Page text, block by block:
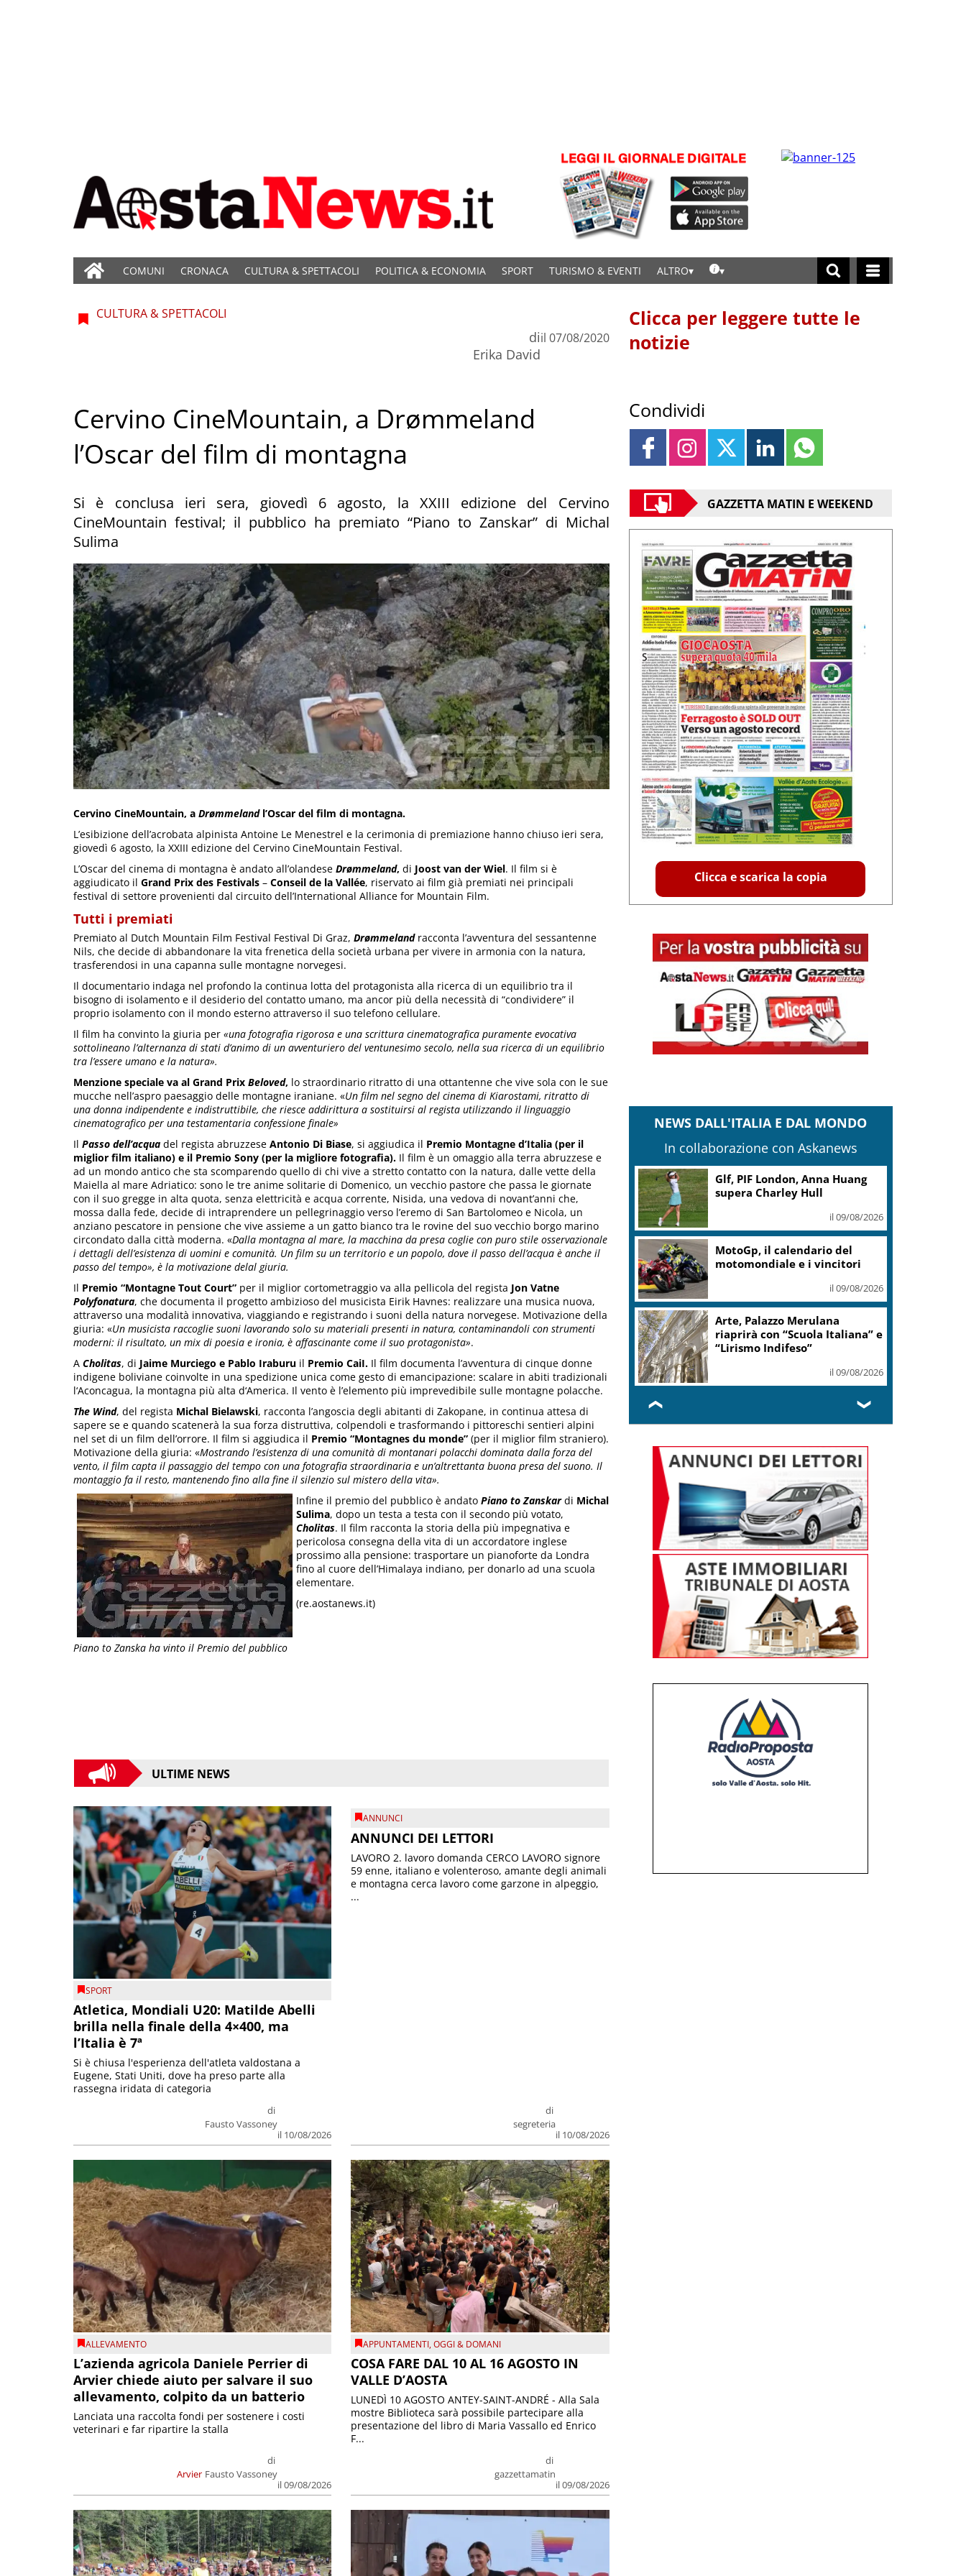
COMUNI CRONACA CULTURA & SPETTACOLI POLITICA & ECONOMIA SPORT TURISMO & EVENTI ALTRO
CULTURA & SPETTACOLI
di
Erika David
il 07/08/2020
Cervino CineMountain, a Drømmeland
l’Oscar del film di montagna
Si è conclusa ieri sera, giovedì 6 agosto, la XXIII edizione del Cervino
CineMountain festival; il pubblico ha premiato “Piano to Zanskar” di Michal
Sulima
Cervino CineMountain, a Drømmelandl’Oscar del film di montagna.
L’esibizione dell’acrobata alpinista Antoine Le Menestrel e la cerimonia di premiazione hanno chiuso ieri sera,
giovedì 6 agosto, la XXIII edizione del Cervino CineMountain Festival.
L’Oscar del cinema di montagna è andato all’olandese Drømmeland, di Joost van der Wiel. Il film si è
aggiudicato il Grand Prix des Festivals – Conseil de la Vallée, riservato ai film già premiati nei principali
festival di settore provenienti dal circuito dell’International Alliance for Mountain Film.
Tutti i premiati
Premiato al Dutch Mountain Film Festival Festival Di Graz, Drømmeland racconta l’avventura del sessantenne
Nils, che decide di abbandonare la vita frenetica della società urbana per vivere in armonia con la natura,
trasferendosi in una capanna sulle montagne norvegesi.
Il documentario indaga nel profondo la continua lotta del protagonista alla ricerca di un equilibrio tra il
bisogno di isolamento e il desiderio del contatto umano, ma ancor più della necessità di “condividere” il
proprio isolamento con il mondo esterno attraverso il suo telefono cellulare.
Il film ha convinto la giuria per «una fotografia rigorosa e una scrittura cinematografica puramente evocativa
sottolineano l’alternanza di stati d’animo di un avventuriero del ventunesimo secolo, nella sua ricerca di un equilibrio
tra l’essere umano e la natura».
Menzione speciale va al Grand Prix Beloved, lo straordinario ritratto di una ottantenne che vive sola con le sue
mucche nell’aspro paesaggio delle montagne iraniane. «Un film nel segno del cinema di Kiarostami, ritratto di
una donna indipendente e indistruttibile, che riesce addirittura a sostituirsi al regista utilizzando il linguaggio
cinematografico per una testamentaria confessione finale»
Il Passo dell’acqua del regista abruzzese Antonio Di Biase, si aggiudica il Premio Montagne d’Italia (per il
miglior film italiano) e il Premio Sony (per la migliore fotografia). Il film è un omaggio alla terra abruzzese e
ad un mondo antico che sta scomparendo quello di chi vive a stretto contatto con la natura, dalle vette della
Maiella al mare Adriatico: sono le tre anime solitarie di Domenico, un vecchio pastore che passa le giornate
con il suo gregge in alta quota, senza elettricità e acqua corrente, Nisida, una vedova di novant’anni che,
mossa dalla fede, decide di intraprendere un pellegrinaggio verso l’eremo di San Bartolomeo e Nicola, un
anziano pescatore in pensione che vive assieme a un gatto bianco tra le rovine del suo vecchio borgo marino
circondato dalla città moderna. «Dalla montagna al mare, la macchina da presa coglie con puro stile osservazionale
i dettagli dell’esistenza di uomini e comunità. Un film su un territorio e un popolo, dove il passo dell’acqua è anche il
passo del tempo», è la motivazione delal giuria.
Il Premio “Montagne Tout Court” per il miglior cortometraggio va alla pellicola del regista Jon Vatne
Polyfonatura, che documenta il progetto ambizioso del musicista Eirik Havnes: realizzare una musica nuova,
attraverso una modalità innovativa, viaggiando e registrando i suoni della natura norvegese. Motivazione della
giuria: «Un musicista raccoglie suoni lavorando solo su materiali presenti in natura, contaminandoli con strumenti
moderni: il risultato, un mix di poesia e ironia, è affascinante come il suo protagonista».
A Cholitas, di Jaime Murciego e Pablo Iraburu il Premio CaiI. Il film documenta l’avventura di cinque donne
indigene boliviane coinvolte in una spedizione unica come gesto di emancipazione: scalare in abiti tradizionali
l‘Aconcagua, la montagna più alta d‘America. Il vento è l’elemento più imprevedibile sulle montagne polacche.
The Wind, del regista Michal Bielawski, racconta l’angoscia degli abitanti di Zakopane, in continua attesa di
sapere se e quando scatenerà la sua forza distruttiva, colpendoli e trasformando i pittoreschi sentieri alpini
nel set di un film dell’orrore. Il film si aggiudica il Premio “Montagnes du monde” (per il miglior film straniero).
Motivazione della giuria: «Mostrando l’esistenza di una comunità di montanari polacchi dominata dalla forza del
vento, il film capta il passaggio del tempo con una fotografia straordinaria e un’altrettanta buona presa del suono. Il
montaggio fa il resto, mantenendo fino alla fine il silenzio sul mistero della vita».
Piano to Zanska ha vinto il Premio del pubblico
Infine il premio del pubblico è andato Piano to Zanskardi Michal
Sulima, dopo un testa a testa con il secondo più votato,
Cholitas. Il film racconta la storia della più impegnativa e
pericolosa consegna della vita di un accordatore inglese
prossimo alla pensione: trasportare un pianoforte da Londra
fino al cuore dell’Himalaya indiano, per donarlo ad una scuola
elementare.
(re.aostanews.it)
ULTIME NEWS
SPORT
Atletica, Mondiali U20: Matilde Abelli
brilla nella finale della 4×400, ma
l’Italia è 7ª
di
Fausto Vassoney
il 10/08/2026
Si è chiusa l'esperienza dell'atleta valdostana a
Eugene, Stati Uniti, dove ha preso parte alla
rassegna iridata di categoria
ANNUNCI
ANNUNCI DEI LETTORI
di
segreteria
il 10/08/2026
LAVORO 2. lavoro domanda CERCO LAVORO signore
59 enne, italiano e volenteroso, amante degli animali
e montagna cerca lavoro come garzone in alpeggio,
...
ALLEVAMENTO
L’azienda agricola Daniele Perrier di
Arvier chiede aiuto per salvare il suo
allevamento, colpito da un batterio
Arvier
di
Fausto Vassoney
il 09/08/2026
Lanciata una raccolta fondi per sostenere i costi
veterinari e far ripartire la stalla
APPUNTAMENTI,OGGI & DOMANI
COSA FARE DAL 10 AL 16 AGOSTO IN
VALLE D’AOSTA
di
gazzettamatin
il 09/08/2026
LUNEDÌ 10 AGOSTO ANTEY-SAINT-ANDRÉ - Alla Sala
mostre Biblioteca sarà possibile partecipare alla
presentazione del libro di Maria Vassallo ed Enrico
F...
Clicca per leggere tutte le
notizie
Condividi
GAZZETTA MATIN E WEEKEND
Clicca e scarica la copia
NEWS DALL'ITALIA E DAL MONDO
In collaborazione con Askanews
Glf, PIF London, Anna Huang
supera Charley Hull
il 09/08/2026
MotoGp, il calendario del
motomondiale e i vincitori
il 09/08/2026
Arte, Palazzo Merulana
riaprirà con “Scuola Italiana” e
“Lirismo Indifeso”
il 09/08/2026
❮ ❯